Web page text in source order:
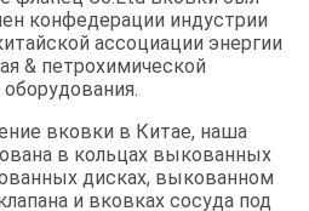
конфедерации индустрии
ассоциации энергии
& петрохимической
вковки в Китае, наша
в кольцах выкованных
дисках, выкованном
и вковках сосуда под